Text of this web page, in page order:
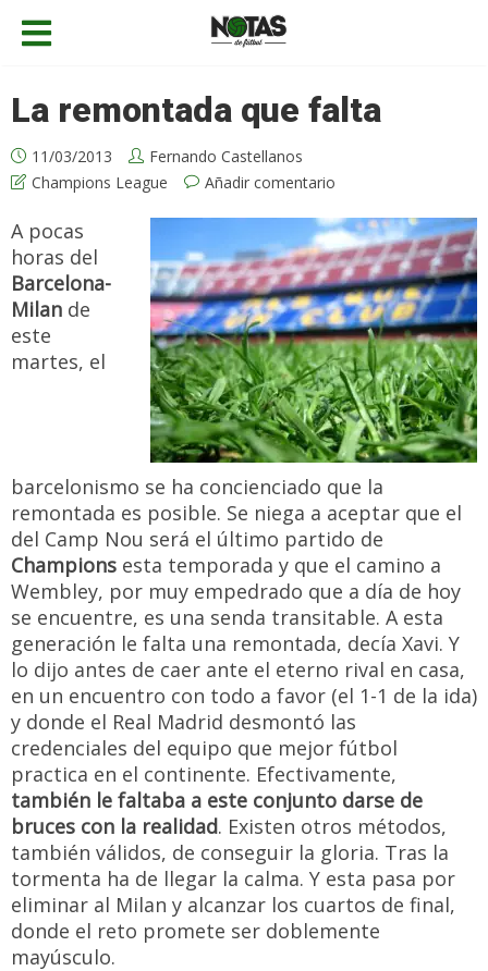
La remontada que falta
11/03/2013
Fernando Castellanos
Champions League
Añadir comentario
A pocas
horas del
Barcelona-
Milan de
este
martes, el
barcelonismo se ha concienciado que la
remontada es posible. Se niega a aceptar que el
del Camp Nou será el último partido de
Champions esta temporada y que el camino a
Wembley, por muy empedrado que a día de hoy
se encuentre, es una senda transitable. A esta
generación le falta una remontada, decía Xavi. Y
lo dijo antes de caer ante el eterno rival en casa,
en un encuentro con todo a favor (el 1-1 de la ida)
y donde el Real Madrid desmontó las
credenciales del equipo que mejor fútbol
practica en el continente. Efectivamente,
también le faltaba a este conjunto darse de
bruces con la realidad. Existen otros métodos,
también válidos, de conseguir la gloria. Tras la
tormenta ha de llegar la calma. Y esta pasa por
eliminar al Milan y alcanzar los cuartos de final,
donde el reto promete ser doblemente
mayúsculo.